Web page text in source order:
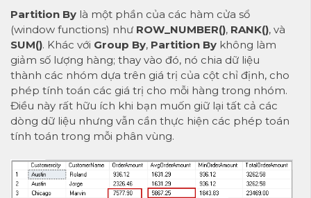
Partition By là một phần của các hàm cửa sổ
(window functions) như ROW_NUMBER(), RANK(), và
SUM(). Khác với Group By, Partition By không làm
giảm số lượng hàng; thay vào đó, nó chia dữ liệu
thành các nhóm dựa trên giá trị của cột chỉ định, cho
phép tính toán các giá trị cho mỗi hàng trong nhóm.
Điều này rất hữu ích khi bạn muốn giữ lại tất cả các
dòng dữ liệu nhưng vẫn cần thực hiện các phép toán
tính toán trong mỗi phân vùng.